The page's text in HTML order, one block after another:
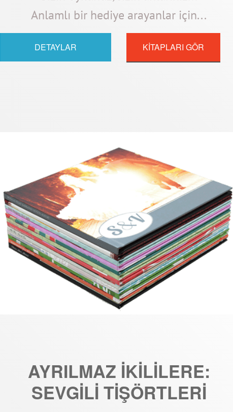
Anlamlı bir hediye arayanlar için...
DETAYLAR KİTAPLARI GÖR
AYRILMAZ İKİLİLERE:
SEVGİLİ TİŞÖRTLERİ